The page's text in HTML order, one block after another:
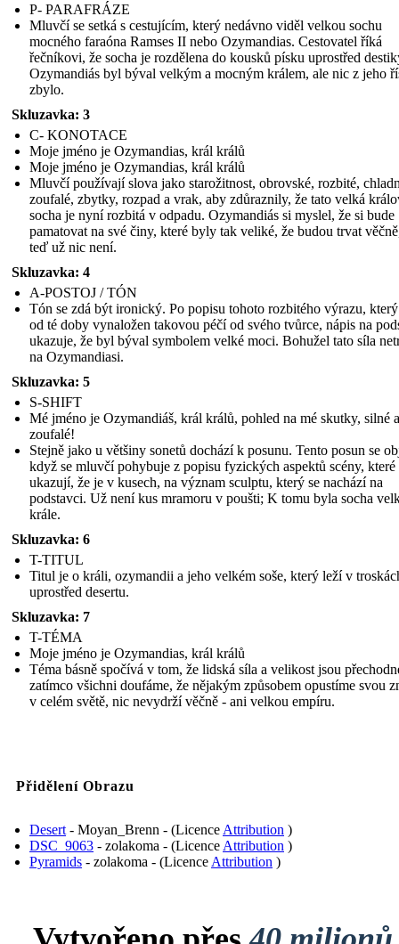
P- PARAFRÁZE
Mluvčí se setká s cestujícím, který nedávno viděl velkou sochu
mocného faraóna Ramses II nebo Ozymandias. Cestovatel říká
řečníkovi, že socha je rozdělena do kousků písku uprostřed
Ozymandiás byl býval velkým a mocným králem, ale nic z jeho
zbylo.
Skluzavka: 3
C- KONOTACE
Moje jméno je Ozymandias, král králů
Moje jméno je Ozymandias, král králů
Mluvčí používají slova jako starožitnost, obrovské, rozbité,
zoufalé, zbytky, rozpad a vrak, aby zdůraznily, že tato velká
socha je nyní rozbitá v odpadu. Ozymandiás si myslel, že si bude
pamatovat na své činy, které byly tak veliké, že budou trvat
teď už nic není.
Skluzavka: 4
A-POSTOJ / TÓN
Tón se zdá být ironický. Po popisu tohoto rozbitého výrazu,
od té doby vynaložen takovou péčí od svého tvůrce, nápis na
ukazuje, že byl býval symbolem velké moci. Bohužel tato síla
na Ozymandiasi.
Skluzavka: 5
S-SHIFT
Mé jméno je Ozymandiáš, král králů, pohled na mé skutky, silné a
zoufalé!
Stejně jako u většiny sonetů dochází k posunu. Tento posun se
když se mluvčí pohybuje z popisu fyzických aspektů scény, které
ukazují, že je v kusech, na význam sculptu, který se nachází na
podstavci. Už není kus mramoru v poušti; K tomu byla socha
krále.
Skluzavka: 6
T-TITUL
Titul je o králi, ozymandii a jeho velkém soše, který leží v
uprostřed desertu.
Skluzavka: 7
T-TÉMA
Moje jméno je Ozymandias, král králů
Téma básně spočívá v tom, že lidská síla a velikost jsou
zatímco všichni doufáme, že nějakým způsobem opustíme svou
v celém světě, nic nevydrží věčně - ani velkou empíru.
Přidělení Obrazu
Desert - Moyan_Brenn - (Licence Attribution )
DSC_9063 - zolakoma - (Licence Attribution )
Pyramids - zolakoma - (Licence Attribution )